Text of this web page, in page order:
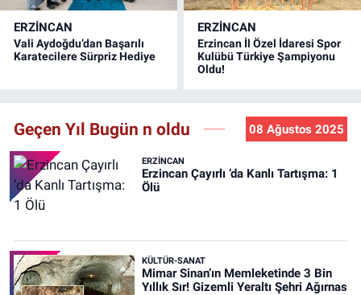
ERZINCAN
Vali Aydoğdu’dan Başarılı
Karatecilere Sürpriz Hediye
ERZINCAN
Erzincan İl Özel İdaresi Spor
Kulübü Türkiye Şampiyonu
Oldu!
Geçen Yıl Bugün n oldu 08 Ağustos 2025
ERZINCAN
Erzincan Çayırlı ’da Kanlı Tartışma: 1
Ölü
KÜLTÜR-SANAT
Mimar Sinan’ın Memleketinde 3 Bin
Yıllık Sır! Gizemli Yeraltı Şehri Ağırnas